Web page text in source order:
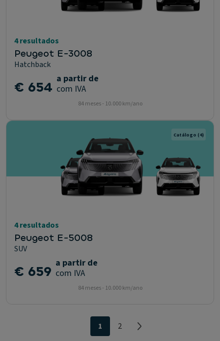
4 resultados
Peugeot E-3008
Hatchback
€ 654 a partir de
com IVA
84 meses - 10.000 km/ano
Catálogo (4)
4 resultados
Peugeot E-5008
SUV
€ 659 a partir de
com IVA
84 meses - 10.000 km/ano
1
2